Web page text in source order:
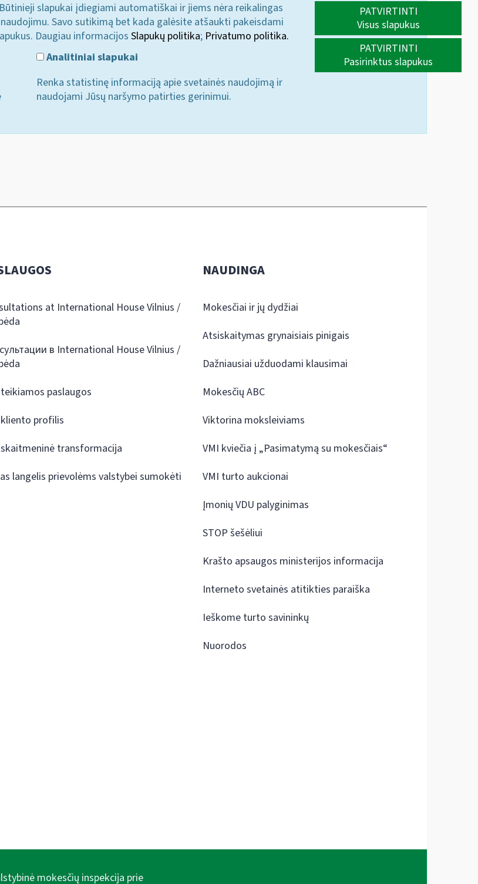
slapukai įdiegiami automatiškai ir jiems nėra reikalingas
Savo sutikimą bet kada galėsite atšaukti pakeisdami
Daugiau informacijos Slapukų politika; Privatumo politika.
Analitiniai slapukai
Renka statistinę informaciją apie svetainės naudojimą ir
naudojami Jūsų naršymo patirties gerinimui.
PATVIRTINTI
Visus slapukus
PATVIRTINTI
Pasirinktus slapukus
at International House Vilnius /
в International House Vilnius /
paslaugos
profilis
transformacija
langelis prievolėms valstybei sumokėti
NAUDINGA
Mokesčiai ir jų dydžiai
Atsiskaitymas grynaisiais pinigais
Dažniausiai užduodami klausimai
Mokesčių ABC
Viktorina moksleiviams
VMI kviečia į „Pasimatymą su mokesčiais“
VMI turto aukcionai
Įmonių VDU palyginimas
STOP šešėliui
Krašto apsaugos ministerijos informacija
Interneto svetainės atitikties paraiška
Ieškome turto savininkų
Nuorodos
mokesčių inspekcija prie